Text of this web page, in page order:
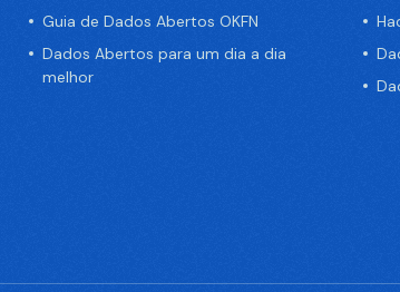
Guia de Dados Abertos OKFN
Dados Abertos para um dia a dia
melhor